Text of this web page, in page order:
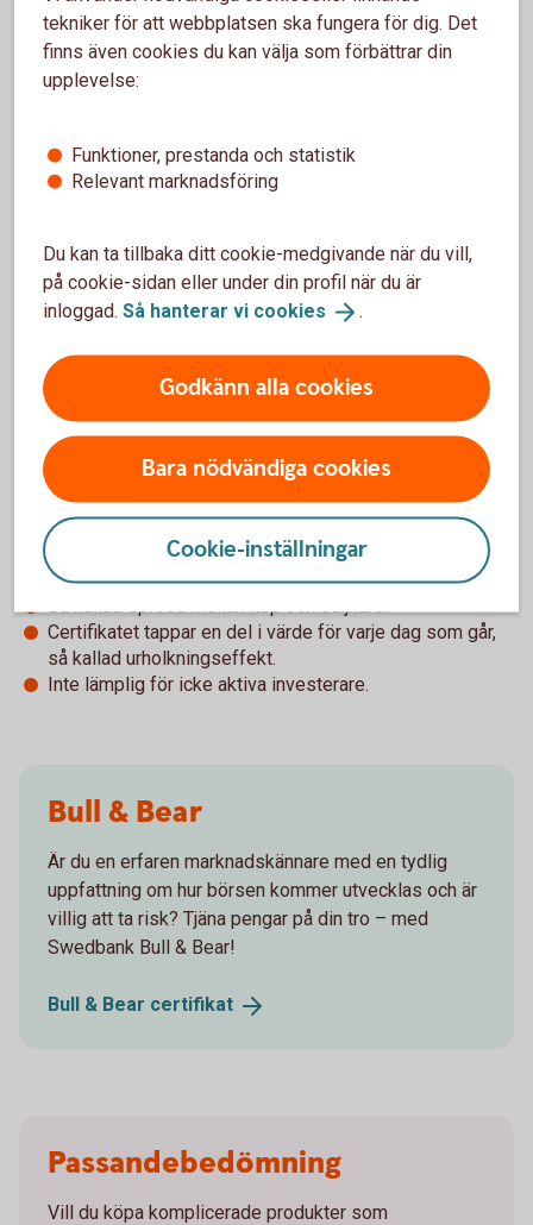
möjligt, normalt under påföljande handelsdag.
Bear
Fördelar
Möjlighet till högre avkastning än underliggande
tillgångs uppgång i och med en hävstång.
Handlas direkt på börsen med köp- och säljkurser i
God flexibilitet med olika hävstång, välj den som passar
dig bäst.
Nackdelar
Betydligt högre risk jämfört med en direktinvestering i
underliggande tillgång.
Certifikatet tappar en del i värde för varje dag som går,
så kallad urholkningseffekt.
Inte lämplig för icke aktiva investerare.
Bull & Bear
Är du en erfaren marknadskännare med en tydlig
uppfattning om hur börsen kommer utvecklas och är
villig att ta risk? Tjäna pengar på din tro – med
Swedbank Bull & Bear!
Bull & Bear certifikat
Passandebedömning
Vill du köpa komplicerade produkter som
tekniker för att webbplatsen ska fungera för dig. Det
finns även cookies du kan välja som förbättrar din
upplevelse:
Funktioner, prestanda och statistik
Relevant marknadsföring
Du kan ta tillbaka ditt cookie-medgivande när du vill,
på cookie-sidan eller under din profil när du är
inloggad. Så hanterar vi cookies .
Godkänn alla cookies
Bara nödvändiga cookies
Cookie-inställningar